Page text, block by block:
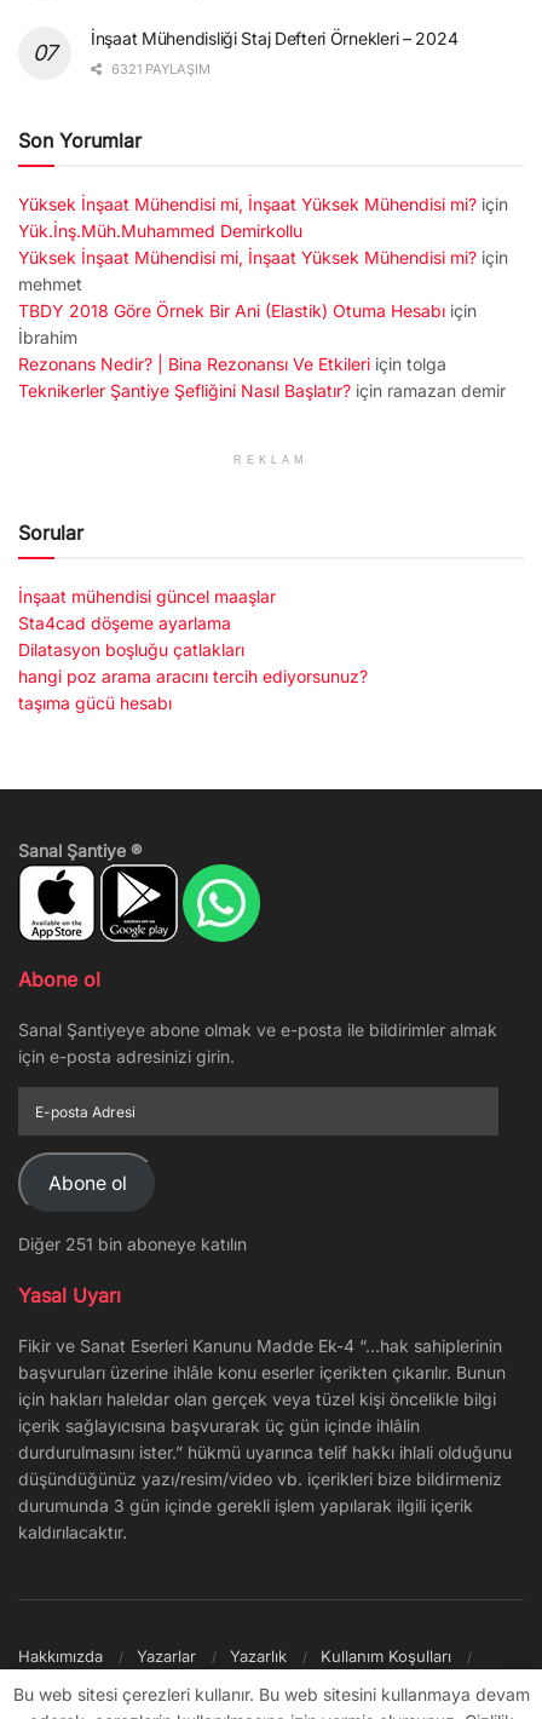
İnşaat Mühendisliği Staj Defteri Örnekleri – 2024
6321 PAYLAŞIM
Son Yorumlar
Yüksek İnşaat Mühendisi mi, İnşaat Yüksek Mühendisi mi? için
Yük.İnş.Müh.Muhammed Demirkollu
Yüksek İnşaat Mühendisi mi, İnşaat Yüksek Mühendisi mi? için
mehmet
TBDY 2018 Göre Örnek Bir Ani (Elastik) Otuma Hesabı için
İbrahim
Rezonans Nedir? | Bina Rezonansı Ve Etkileri için tolga
Teknikerler Şantiye Şefliğini Nasıl Başlatır? için ramazan demir
REKLAM
Sorular
İnşaat mühendisi güncel maaşlar
Sta4cad döşeme ayarlama
Dilatasyon boşluğu çatlakları
hangi poz arama aracını tercih ediyorsunuz?
taşıma gücü hesabı
Sanal Şantiye ®
Abone ol
Sanal Şantiyeye abone olmak ve e-posta ile bildirimler almak
için e-posta adresinizi girin.
posta
Adresi
Abone ol
Diğer 251 bin aboneye katılın
Yasal Uyarı
Fikir ve Sanat Eserleri Kanunu Madde Ek-4 “…hak sahiplerinin
başvuruları üzerine ihlâle konu eserler içerikten çıkarılır. Bunun
için hakları haleldar olan gerçek veya tüzel kişi öncelikle bilgi
içerik sağlayıcısına başvurarak üç gün içinde ihlâlin
durdurulmasını ister.” hükmü uyarınca telif hakkı ihlali olduğunu
düşündüğünüz yazı/resim/video vb. içerikleri bize bildirmeniz
durumunda 3 gün içinde gerekli işlem yapılarak ilgili içerik
kaldırılacaktır.
Hakkımızda Yazarlar Yazarlık
Kullanım Koşulları
Bu web sitesi çerezleri kullanır. Bu web sitesini kullanmaya devam